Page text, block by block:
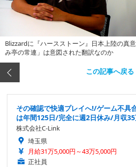
Blizzardに『ハースストーン』日本上陸の真
み亭の常連」は意図された翻訳なのか
この記事へ戻る
その確認で快適プレイへ!/ゲーム不具
は年間125日/完全に週2日休み/月収
株式会社C-Link
埼玉県
月給31万5,000円～43万5,000円
正社員